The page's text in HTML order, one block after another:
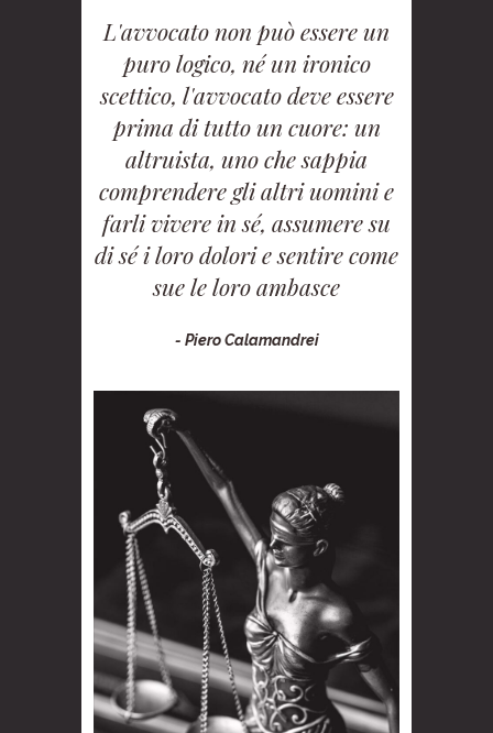
L'avvocato non può essere un
puro logico, né un ironico
scettico, l'avvocato deve essere
prima di tutto un cuore: un
altruista, uno che sappia
comprendere gli altri uomini e
farli vivere in sé, assumere su
di sé i loro dolori e sentire come
sue le loro ambasce
- Piero Calamandrei